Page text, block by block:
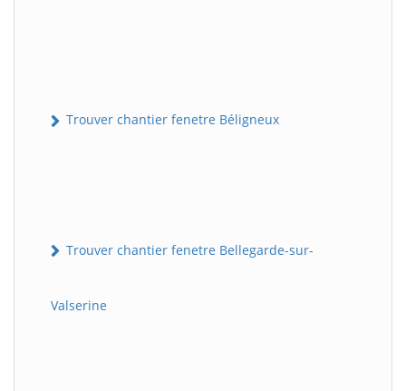
Trouver chantier fenetre Béligneux
Trouver chantier fenetre Bellegarde-sur-
Valserine